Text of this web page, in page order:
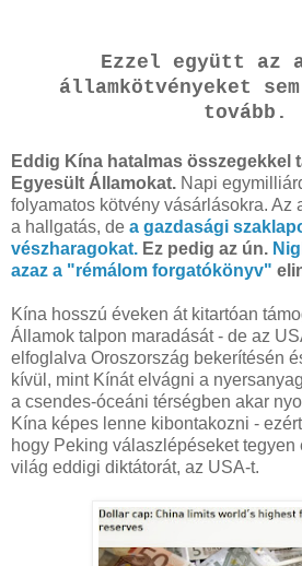
Ezzel együtt az
államkötvényeket
tovább.
Eddig Kína hatalmas összegekkel
Egyesült Államokat. Napi
folyamatos kötvény vásárlásokra. Az
a hallgatás, de a gazdasági
vészharagokat. Ez pedig az ún.
azaz a "rémálom forgatókönyv"
Kína hosszú éveken át kitartóan
Államok talpon maradását - de az
elfoglalva Oroszország bekerítésén
kívül, mint Kínát elvágni a
a csendes-óceáni térségben akar
Kína képes lenne kibontakozni -
hogy Peking válaszlépéseket tegyen
világ eddigi diktátorát, az USA-t.